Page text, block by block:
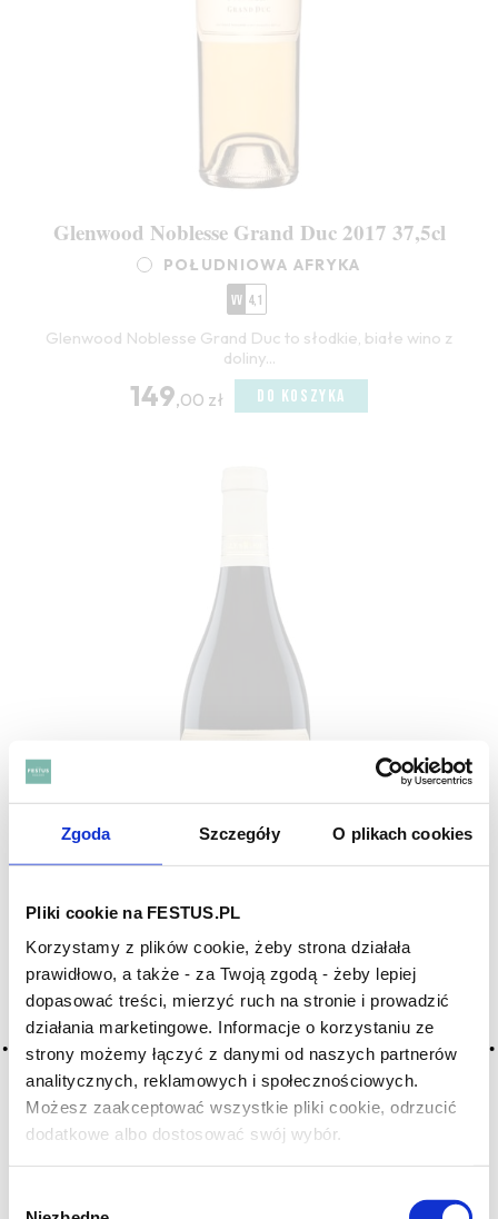
Zgoda Szczegóły O plikach cookies
Pliki cookie na FESTUS.PL
Korzystamy z plików cookie, żeby strona działała
prawidłowo, a także - za Twoją zgodą - żeby lepiej
dopasować treści, mierzyć ruch na stronie i prowadzić
działania marketingowe. Informacje o korzystaniu ze
strony możemy łączyć z danymi od naszych partnerów
analitycznych, reklamowych i społecznościowych.
Możesz zaakceptować wszystkie pliki cookie, odrzucić
dodatkowe albo dostosować swój wybór.
Czy masz ukończone 18 lat?
Glenwood Noblesse Grand Duc 2017 37,5cl
POŁUDNIOWA AFRYKA
VV 4,1
Glenwood Noblesse Grand Duc to słodkie, białe wino z
doliny...
149,00 zł DO KOSZYKA
Glenwood Syrah Vigneron's Selection 2024
POŁUDNIOWA AFRYKA
Glenwood Syrah Vigneron’s Selection to czerwone wino z
doliny...
99 ,00 zł DO KOSZYKA